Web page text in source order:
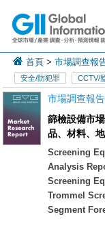
首頁 >市場調查報
安全/防犯罪 CCTV/
市場調查報
篩檢設備市
品、材料、
Screening
Analysis
Screening
Trommel
Segment